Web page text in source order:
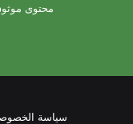
محتوى
سياسة